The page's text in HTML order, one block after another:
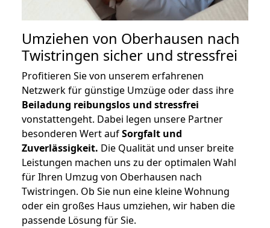
Umziehen von Oberhausen nach
Twistringen sicher und stressfrei
Profitieren Sie von unserem erfahrenen
Netzwerk für günstige Umzüge oder dass ihre
Beiladung reibungslos und stressfrei
vonstattengeht. Dabei legen unsere Partner
besonderen Wert aufSorgfalt und
Zuverlässigkeit. Die Qualität und unser breite
Leistungen machen uns zu der optimalen Wahl
für Ihren Umzug von Oberhausen nach
Twistringen. Ob Sie nun eine kleine Wohnung
oder ein großes Haus umziehen, wir haben die
passende Lösung für Sie.